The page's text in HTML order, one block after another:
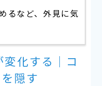
るなど、外見に気
化する｜コ
隠す